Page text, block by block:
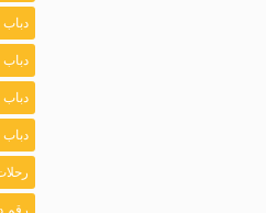
دباب
رقم